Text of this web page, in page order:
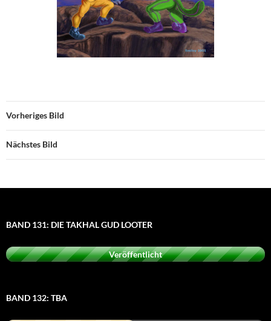
Vorheriges Bild
Nächstes Bild
BAND 131: DIE TAKHAL GUD LOOTER
Veröffentlicht
BAND 132: TBA